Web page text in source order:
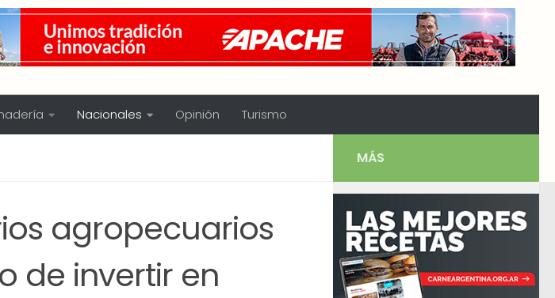
Nacionales Opinión Turismo
agropecuarios
de invertir en
MÁS